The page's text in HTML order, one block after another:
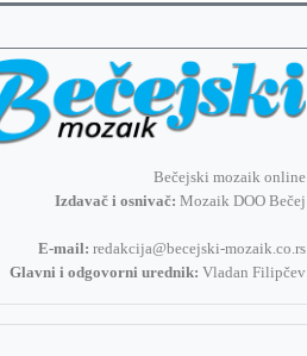
Bečejski mozaik online
Izdavač i osnivač: Mozaik DOO Bečej
E-mail: redakcija@becejski-mozaik.co.rs
Glavni i odgovorni urednik: Vladan Filipčev